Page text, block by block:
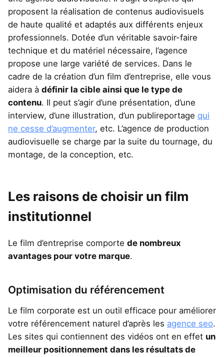
proposent la réalisation de contenus audiovisuels
de haute qualité et adaptés aux différents enjeux
professionnels. Dotée d’un véritable savoir-faire
technique et du matériel nécessaire, l’agence
propose une large variété de services. Dans le
cadre de la création d’un film d’entreprise, elle vous
aidera à définir la cible ainsi que le type de
contenu. Il peut s’agir d’une présentation, d’une
interview, d’une illustration, d’un publireportage qui
ne cesse d’augmenter, etc. L’agence de production
audiovisuelle se charge par la suite du tournage, du
montage, de la conception, etc.
Les raisons de choisir un film
institutionnel
Le film d’entreprise comporte de nombreux
avantages pour votre marque.
Optimisation du référencement
Le film corporate est un outil efficace pour améliorer
votre référencement naturel d’après les agence seo.
Les sites qui contiennent des vidéos ont en effet un
meilleur positionnement dans les résultats de